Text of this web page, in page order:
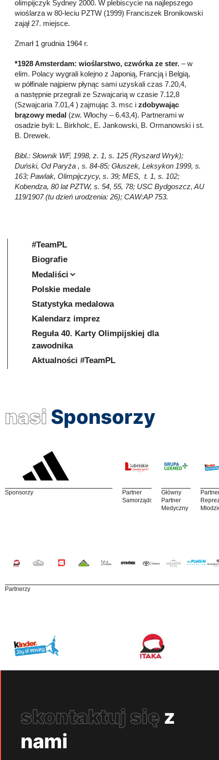
olimpijczyk Sydney 2000. W plebiscycie na najlepszego
wioślarza w 80-leciu PZTW (1999) Franciszek Bronikowski
zajął 27. miejsce.
Zmarł 1 grudnia 1964 r.
*1928 Amsterdam: wioślarstwo, czwórka ze ster. – w
elim. Polacy wygrali kolejno z Japonią, Francją i Belgią,
w półfinale najpierw płynąc sami uzyskali czas 7.20,4,
a następnie przegrali ze Szwajcarią w czasie 7.12,8
(Szwajcaria 7.01,4 ) zajmując 3. msc i zdobywając
brązowy medal (zw. Włochy – 6.43,4). Partnerami w
osadzie byli: L. Birkholc, E. Jankowski, B. Ormanowski i st.
B. Drewek.
Bibl.: Słownik WF, 1998, z. 1, s. 125 (Ryszard Wryk);
Duński, Od Paryża , s. 84-85; Głuszek, Leksykon 1999, s.
163; Pawlak, Olimpijczycy, s. 39; MES, t. 1, s. 102;
Kobendza, 80 lat PZTW, s. 54, 55, 78; USC Bydgoszcz, AU
119/1907 (tu dzień urodzenia: 26); CAW:AP 753.
#TeamPL
Biografie
Medaliści
Polskie medale
Statystyka medalowa
Kalendarz imprez
Reguła 40. Karty Olimpijskiej dla
zawodnika
Aktualności #TeamPL
nasi Sponsorzy
Sponsorzy
Partner
Samorządowy
Główny
Partner
Medyczny
Partnerzy
skontaktuj się z
nami